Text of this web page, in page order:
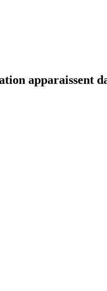
apparaissent